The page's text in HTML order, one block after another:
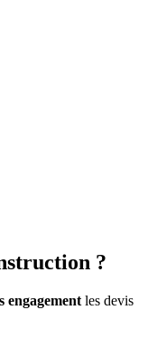
?
engagement les devis